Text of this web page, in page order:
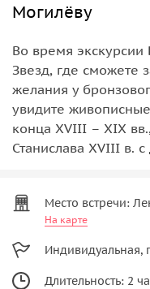
Могилёву
Во время
Звезд, где сможете
желания у
увидите
конца XVIII – XIX
Станислава XVIII в.
Место встречи:
На карте
Индивидуальная,
Длительность: 2